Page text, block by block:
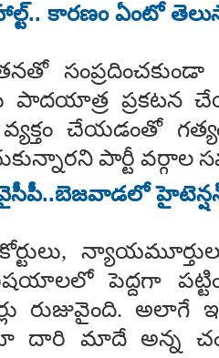
కారణం ఏంటో
సంప్రదించకుండా
పాదయాత్ర ప్రకటన
వ్యక్తం చేయడంతో
పార్టీ వర్గాల
పెద్దగా
రుజువైంది. అలాగే
మా దారి మాదే అన్న